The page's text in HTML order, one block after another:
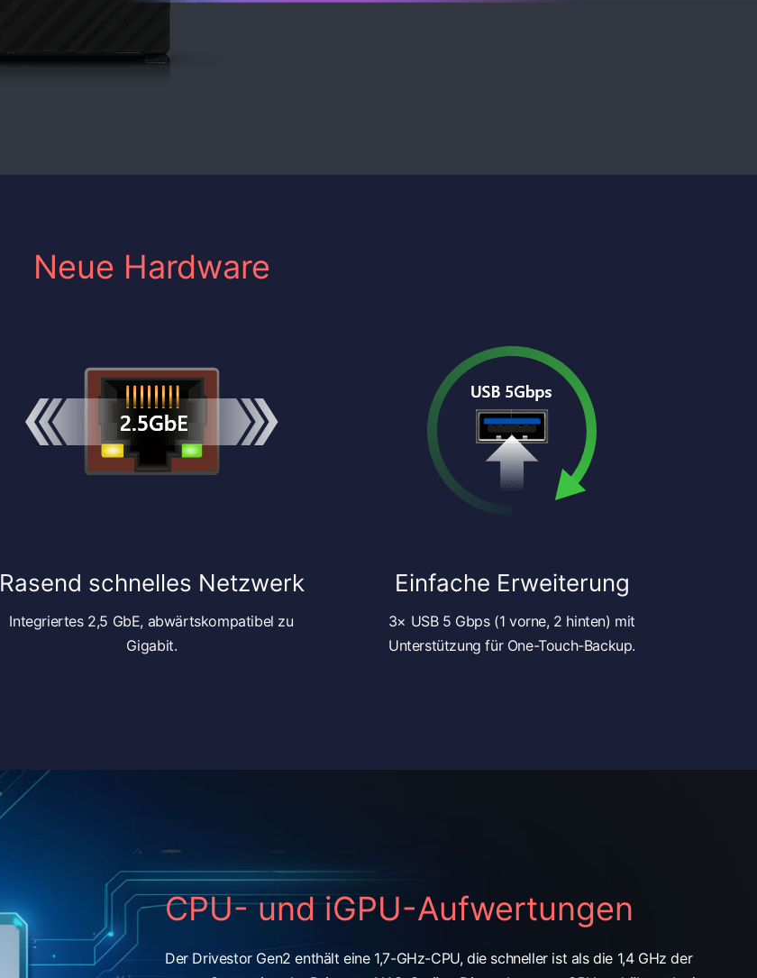
Neue Hardware
Rasend schnelles Netzwerk
Integriertes 2,5 GbE, abwärtskompatibel zu
Gigabit.
Einfache Erweiterung
3× USB 5 Gbps (1 vorne, 2 hinten) mit
Unterstützung für One-Touch-Backup.
CPU- und iGPU-Aufwertungen
Der Drivestor Gen2 enthält eine 1,7-GHz-CPU, die schneller ist als die 1,4 GHz der